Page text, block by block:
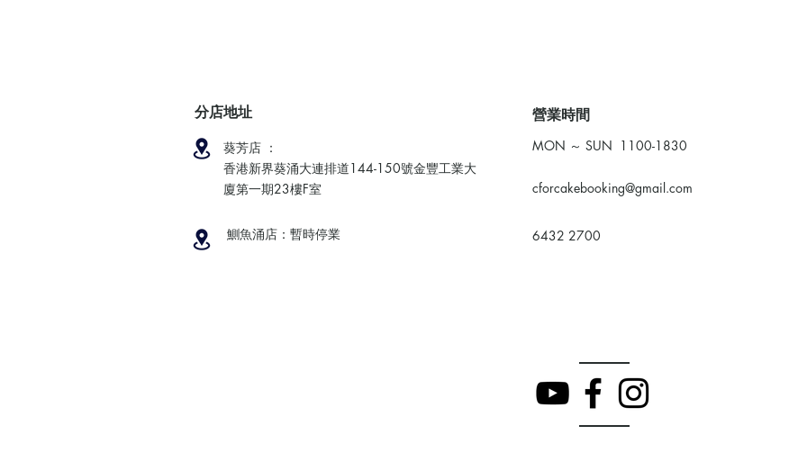
分店地址
葵芳店 ：
香港新界葵涌大連排道144-150號金豐工業大
廈第一期23樓F室
鰂魚涌店：暫時停業
​營業時間
MON ～ SUN 1100-1830
cforcakebooking@gmail.com
6432 2700